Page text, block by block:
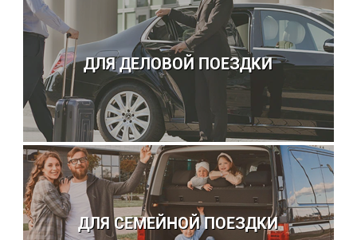
ДЛЯ ДЕЛОВОЙ ПОЕЗДКИ
ДЛЯ СЕМЕЙНОЙ ПОЕЗДКИ